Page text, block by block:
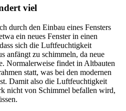
viel
durch den Einbau eines Fensters
ein neues Fenster in einen
sich die Luftfeuchtigkeit
anfängt zu schimmeln, da neue
Normalerweise findet in Altbauten
statt, was bei den modernen
Damit also die Luftfeuchtigkeit
nicht von Schimmel befallen wird,